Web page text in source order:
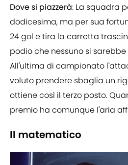
Dove si piazzerà: La squadra
dodicesima, ma per sua
24 gol e tira la carretta
podio che nessuno si
All'ultima di campionato
voluto prendere sbaglia un
ottiene così il terzo posto.
premio ha comunque l'aria
Il matematico